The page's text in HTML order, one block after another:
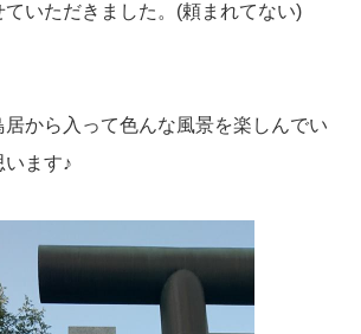
ていただきました。(頼まれてない)
から入って色んな風景を楽しんでい
います♪